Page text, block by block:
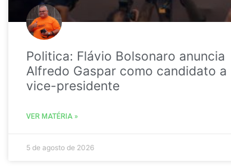
Politica: Flávio Bolsonaro anuncia
Alfredo Gaspar como candidato a
vice-presidente
VER MATÉRIA »
5 de agosto de 2026